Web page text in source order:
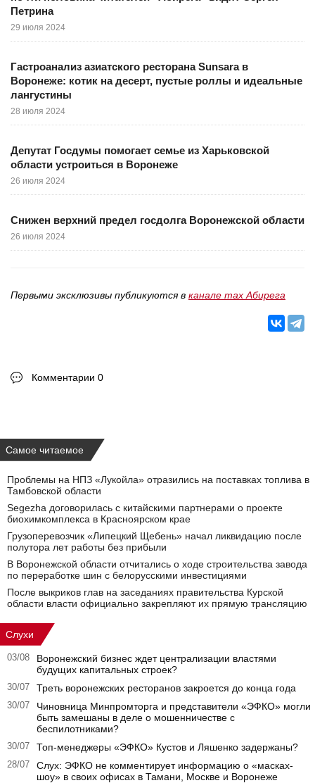
Петрина
29 июля 2024
Гастроанализ азиатского ресторана Sunsara в
Воронеже: котик на десерт, пустые роллы и идеальные
лангустины
28 июля 2024
Депутат Госдумы помогает семье из Харьковской
области устроиться в Воронеже
26 июля 2024
Снижен верхний предел госдолга Воронежской области
26 июля 2024
Первыми эксклюзивы публикуются в канале max Абирега
Комментарии 0
Самое читаемое
Проблемы на НПЗ «Лукойла» отразились на поставках топлива в
Тамбовской области
Segezha договорилась с китайскими партнерами о проекте
биохимкомплекса в Красноярском крае
Грузоперевозчик «Липецкий Щебень» начал ликвидацию после
полутора лет работы без прибыли
В Воронежской области отчитались о ходе строительства завода
по переработке шин с белорусскими инвестициями
После выкриков глав на заседаниях правительства Курской
области власти официально закрепляют их прямую трансляцию
Слухи
03/08
Воронежский бизнес ждет централизации властями
будущих капитальных строек?
30/07 Треть воронежских ресторанов закроется до конца года
30/07
Чиновница Минпромторга и представители «ЭФКО» могли
быть замешаны в деле о мошенничестве с
беспилотниками?
30/07 Топ-менеджеры «ЭФКО» Кустов и Ляшенко задержаны?
28/07
Слух: ЭФКО не комментирует информацию о «масках-
шоу» в своих офисах в Тамани, Москве и Воронеже